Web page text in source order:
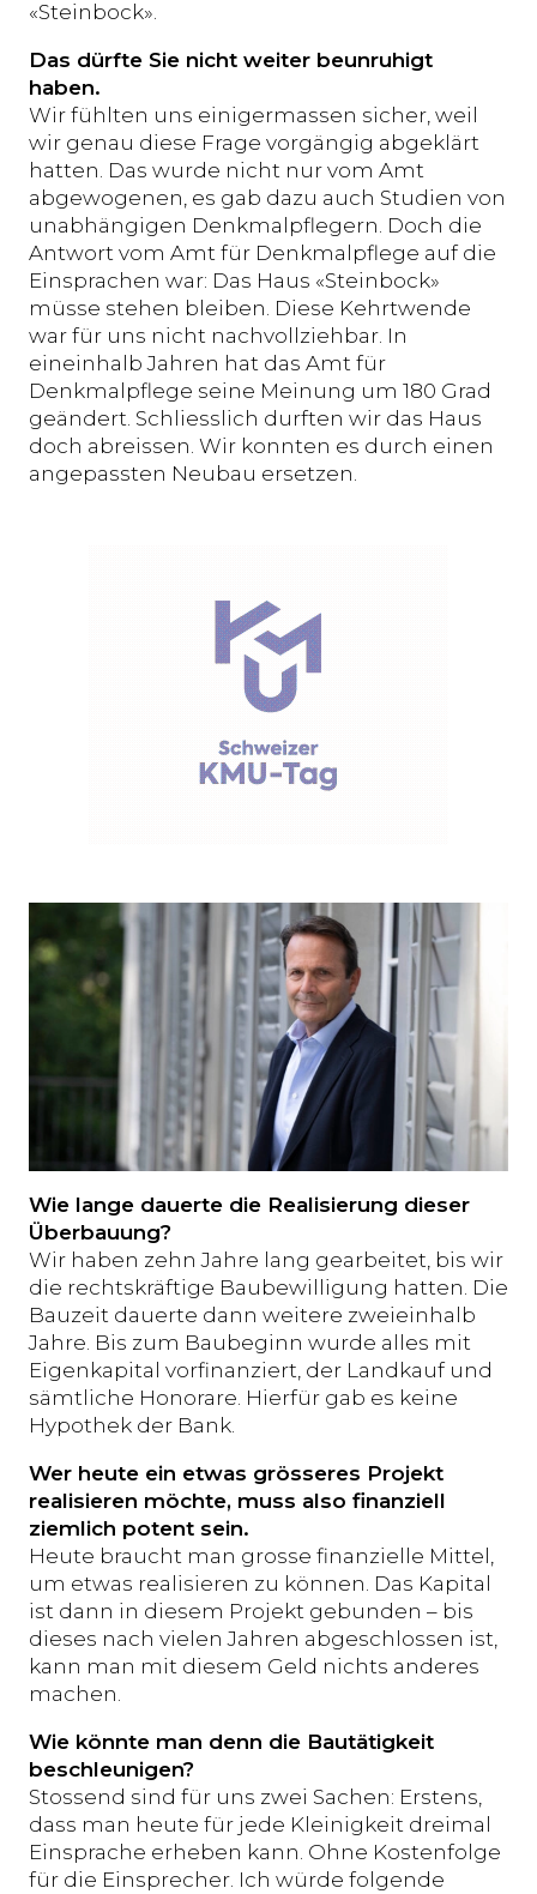
«Steinbock».
Das dürfte Sie nicht weiter beunruhigt
haben.
Wir fühlten uns einigermassen sicher, weil
wir genau diese Frage vorgängig abgeklärt
hatten. Das wurde nicht nur vom Amt
abgewogenen, es gab dazu auch Studien von
unabhängigen Denkmalpflegern. Doch die
Antwort vom Amt für Denkmalpflege auf die
Einsprachen war: Das Haus «Steinbock»
müsse stehen bleiben. Diese Kehrtwende
war für uns nicht nachvollziehbar. In
eineinhalb Jahren hat das Amt für
Denkmalpflege seine Meinung um 180 Grad
geändert. Schliesslich durften wir das Haus
doch abreissen. Wir konnten es durch einen
angepassten Neubau ersetzen.
Wie lange dauerte die Realisierung dieser
Überbauung?
Wir haben zehn Jahre lang gearbeitet, bis wir
die rechtskräftige Baubewilligung hatten. Die
Bauzeit dauerte dann weitere zweieinhalb
Jahre. Bis zum Baubeginn wurde alles mit
Eigenkapital vorfinanziert, der Landkauf und
sämtliche Honorare. Hierfür gab es keine
Hypothek der Bank.
Wer heute ein etwas grösseres Projekt
realisieren möchte, muss also finanziell
ziemlich potent sein.
Heute braucht man grosse finanzielle Mittel,
um etwas realisieren zu können. Das Kapital
ist dann in diesem Projekt gebunden – bis
dieses nach vielen Jahren abgeschlossen ist,
kann man mit diesem Geld nichts anderes
machen.
Wie könnte man denn die Bautätigkeit
beschleunigen?
Stossend sind für uns zwei Sachen: Erstens,
dass man heute für jede Kleinigkeit dreimal
Einsprache erheben kann. Ohne Kostenfolge
für die Einsprecher. Ich würde folgende